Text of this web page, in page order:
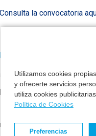
Utilizamos cookies
y ofrecerte servicios
utiliza cookies
Política de Cookies
Preferencias
Consulta la convocatoria
hay un buen
a conseguir tus metas
, podrás
una llamada: ☎️